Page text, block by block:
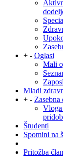
+ - Oglasi
Mali
Mladi
+ - Zasebna
Vloga
Študenti
Spomini na
Pritožba